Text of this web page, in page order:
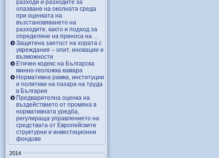
разходи и разходите за
опазване на околната среда
при оценката на
възстановяването на
разходите, както и подход за
определяне на приноса на ...
Защитена заетост на хората с
увреждания – опит, иновации и
възможности
Етичен кодекс на Българска
минно-геоложка камара
Нормативна рамка, институции
и политики на пазара на труда
в България
Предварителна оценка на
въздействието от промяна в
нормативната уредба,
регулираща управлението на
средствата от Европейските
структурни и инвестиционни
фондове
2014